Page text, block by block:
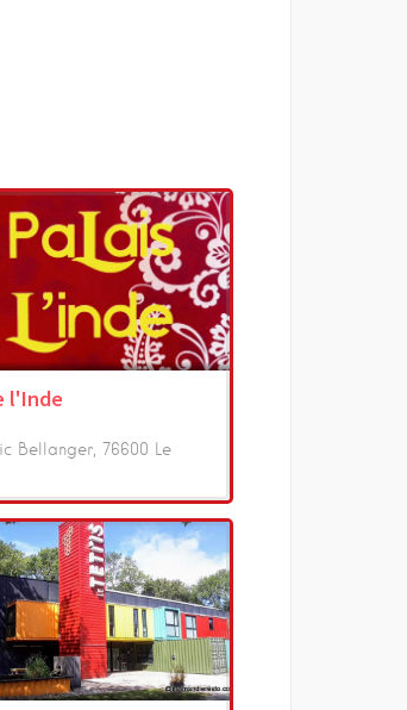
l'Inde
Bellanger, 76600 Le